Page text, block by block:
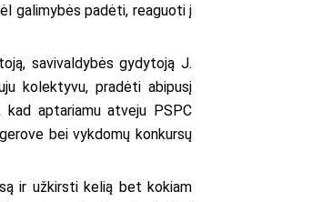
galimybės padėti, reaguoti į
savivaldybės gydytoją J.
kolektyvu, pradėti abipusį
kad aptariamu atveju PSPC
bei vykdomų konkursų
ir užkirsti kelią bet kokiam